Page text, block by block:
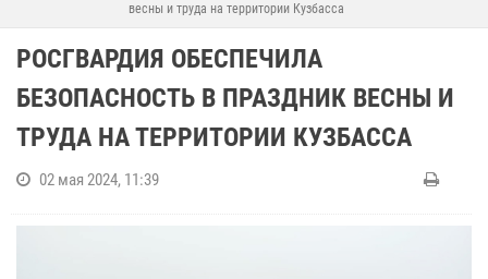
весны и труда на территории Кузбасса
РОСГВАРДИЯ ОБЕСПЕЧИЛА
БЕЗОПАСНОСТЬ В ПРАЗДНИК ВЕСНЫ И
ТРУДА НА ТЕРРИТОРИИ КУЗБАССА
02 мая 2024, 11:39